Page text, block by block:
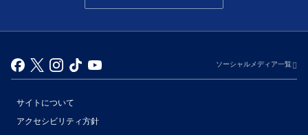
ソーシャルメディア一覧
サイトについて
アクセシビリティ方針